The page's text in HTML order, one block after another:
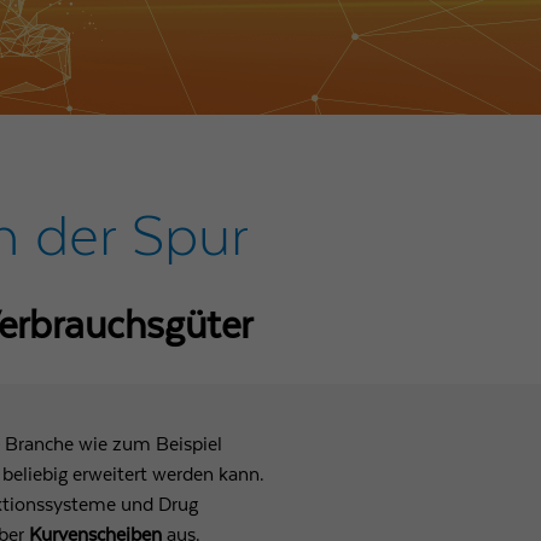
der Spur
wie zum Beispiel
erweitert werden kann.
und Drug
Kurvenscheiben aus.